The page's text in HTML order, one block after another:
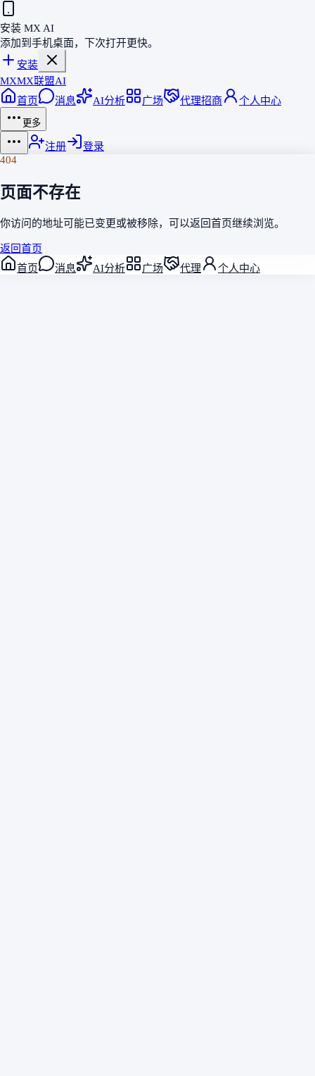
安装 MX AI
添加到手机桌面，下次打开更快。
安装
MXMX联盟AI
首页
消息 AI分析 广场 代理招商 个人中心
更多
注册
登录
404
页面不存在
你访问的地址可能已变更或被移除，可以返回 首页继续浏览。
返回首页
首页
消息 AI分析 广场 代理 个人中心